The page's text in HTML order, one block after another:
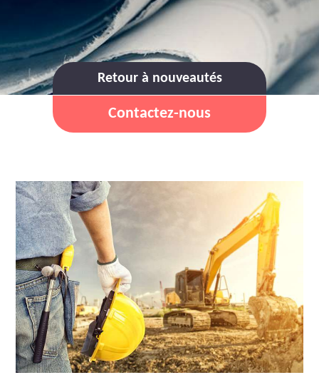
Retour à nouveautés
Contactez-nous